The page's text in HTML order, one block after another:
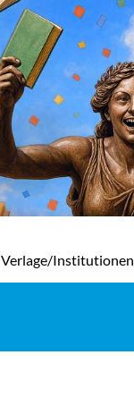
Verlage/Institutionen